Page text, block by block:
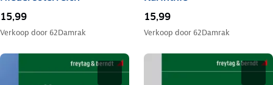
15,99
Verkoop door 62Damrak
15,99
Verkoop door 62Damrak